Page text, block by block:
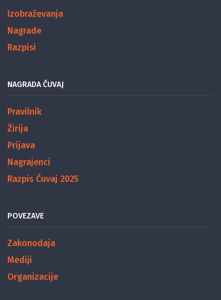
Izobraževanja
Nagrade
Razpisi
NAGRADA ČUVAJ
Pravilnik
Žirija
Prijava
Nagrajenci
Razpis Čuvaj 2025
POVEZAVE
Zakonodaja
Mediji
Organizacije